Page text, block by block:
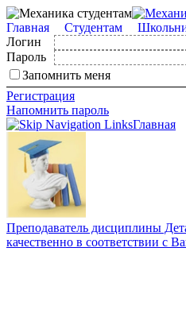
Главная Студентам
Логин
Пароль
Запомнить меня
Регистрация
Напомнить пароль
Главная
Преподаватель дисциплины
качественно в соответствии с